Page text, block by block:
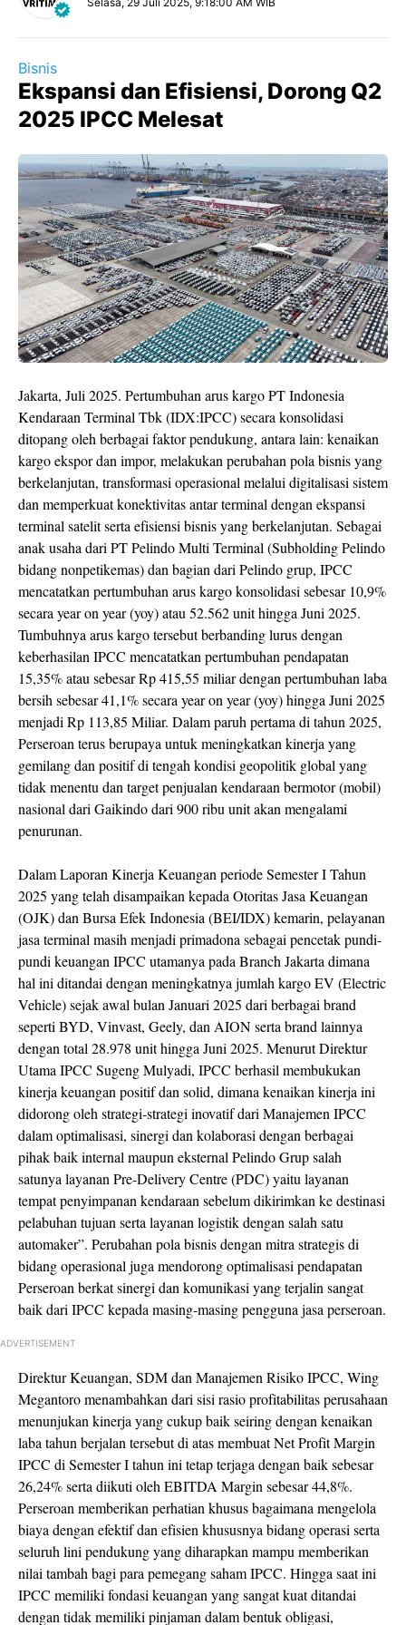
Bisnis
Ekspansi dan Efisiensi, Dorong Q2
2025 IPCC Melesat
Jakarta, Juli 2025. Pertumbuhan arus kargo PT Indonesia
Kendaraan Terminal Tbk (IDX:IPCC) secara konsolidasi
ditopang oleh berbagai faktor pendukung, antara lain: kenaikan
kargo ekspor dan impor, melakukan perubahan pola bisnis yang
berkelanjutan, transformasi operasional melalui digitalisasi sistem
dan memperkuat konektivitas antar terminal dengan ekspansi
terminal satelit serta efisiensi bisnis yang berkelanjutan. Sebagai
anak usaha dari PT Pelindo Multi Terminal (Subholding Pelindo
bidang nonpetikemas) dan bagian dari Pelindo grup, IPCC
mencatatkan pertumbuhan arus kargo konsolidasi sebesar 10,9%
secara year on year (yoy) atau 52.562 unit hingga Juni 2025.
Tumbuhnya arus kargo tersebut berbanding lurus dengan
keberhasilan IPCC mencatatkan pertumbuhan pendapatan
15,35% atau sebesar Rp 415,55 miliar dengan pertumbuhan laba
bersih sebesar 41,1% secara year on year (yoy) hingga Juni 2025
menjadi Rp 113,85 Miliar. Dalam paruh pertama di tahun 2025,
Perseroan terus berupaya untuk meningkatkan kinerja yang
gemilang dan positif di tengah kondisi geopolitik global yang
tidak menentu dan target penjualan kendaraan bermotor (mobil)
nasional dari Gaikindo dari 900 ribu unit akan mengalami
penurunan.
Dalam Laporan Kinerja Keuangan periode Semester I Tahun
2025 yang telah disampaikan kepada Otoritas Jasa Keuangan
(OJK) dan Bursa Efek Indonesia (BEI/IDX) kemarin, pelayanan
jasa terminal masih menjadi primadona sebagai pencetak pundi-
pundi keuangan IPCC utamanya pada Branch Jakarta dimana
hal ini ditandai dengan meningkatnya jumlah kargo EV (Electric
Vehicle) sejak awal bulan Januari 2025 dari berbagai brand
seperti BYD, Vinvast, Geely, dan AION serta brand lainnya
dengan total 28.978 unit hingga Juni 2025. Menurut Direktur
Utama IPCC Sugeng Mulyadi, IPCC berhasil membukukan
kinerja keuangan positif dan solid, dimana kenaikan kinerja ini
didorong oleh strategi-strategi inovatif dari Manajemen IPCC
dalam optimalisasi, sinergi dan kolaborasi dengan berbagai
pihak baik internal maupun eksternal Pelindo Grup salah
satunya layanan Pre-Delivery Centre (PDC) yaitu layanan
tempat penyimpanan kendaraan sebelum dikirimkan ke destinasi
pelabuhan tujuan serta layanan logistik dengan salah satu
automaker”. Perubahan pola bisnis dengan mitra strategis di
bidang operasional juga mendorong optimalisasi pendapatan
Perseroan berkat sinergi dan komunikasi yang terjalin sangat
baik dari IPCC kepada masing-masing pengguna jasa perseroan.
ADVERTISEMENT
Direktur Keuangan, SDM dan Manajemen Risiko IPCC, Wing
Megantoro menambahkan dari sisi rasio profitabilitas perusahaan
menunjukan kinerja yang cukup baik seiring dengan kenaikan
laba tahun berjalan tersebut di atas membuat Net Profit Margin
IPCC di Semester I tahun ini tetap terjaga dengan baik sebesar
26,24% serta diikuti oleh EBITDA Margin sebesar 44,8%.
Perseroan memberikan perhatian khusus bagaimana mengelola
biaya dengan efektif dan efisien khususnya bidang operasi serta
seluruh lini pendukung yang diharapkan mampu memberikan
nilai tambah bagi para pemegang saham IPCC. Hingga saat ini
IPCC memiliki fondasi keuangan yang sangat kuat ditandai
dengan tidak memiliki pinjaman dalam bentuk obligasi,